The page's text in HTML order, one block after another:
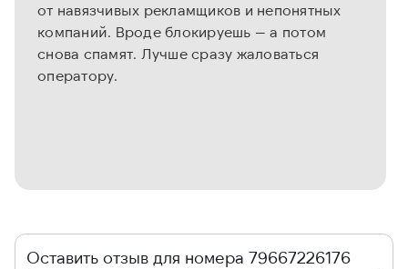
от навязчивых рекламщиков и непонятных
компаний. Вроде блокируешь — а потом
снова спамят. Лучше сразу жаловаться
оператору.
Оставить отзыв для номера 79667226176